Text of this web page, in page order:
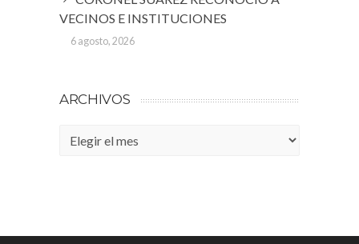
VECINOS E INSTITUCIONES
6 agosto, 2026
ARCHIVOS
Archivos